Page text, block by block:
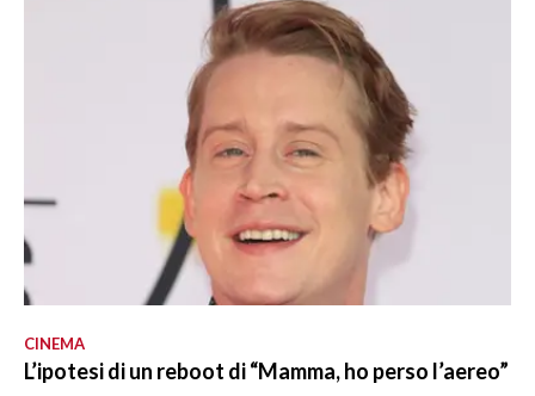
CINEMA
L’ipotesi di un reboot di “Mamma, ho perso l’aereo”